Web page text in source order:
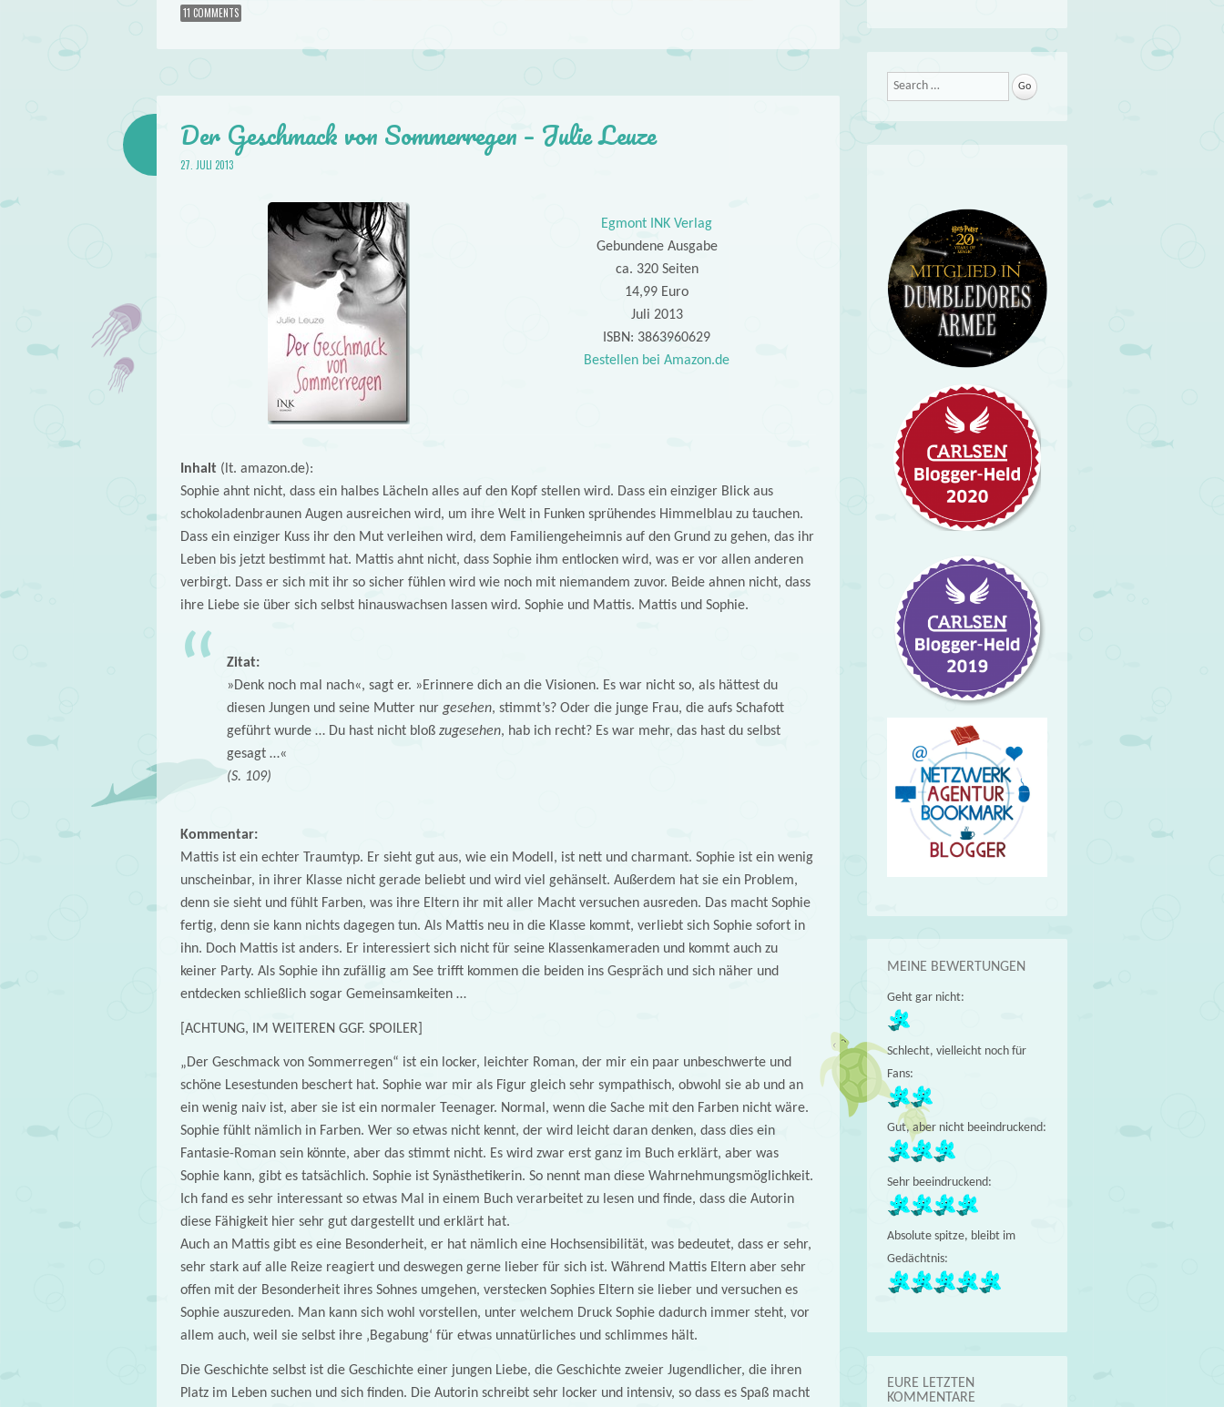
11 COMMENTS
Der Geschmack von Sommerregen – Julie Leuze
27. JULI 2013
Egmont INK Verlag
Gebundene Ausgabe
ca. 320 Seiten
14,99 Euro
Juli 2013
ISBN: 3863960629
Bestellen bei Amazon.de
Inhalt (lt. amazon.de):
Sophie ahnt nicht, dass ein halbes Lächeln alles auf den Kopf stellen wird. Dass ein einziger Blick aus
schokoladenbraunen Augen ausreichen wird, um ihre Welt in Funken sprühendes Himmelblau zu tauchen.
Dass ein einziger Kuss ihr den Mut verleihen wird, dem Familiengeheimnis auf den Grund zu gehen, das ihr
Leben bis jetzt bestimmt hat. Mattis ahnt nicht, dass Sophie ihm entlocken wird, was er vor allen anderen
verbirgt. Dass er sich mit ihr so sicher fühlen wird wie noch mit niemandem zuvor. Beide ahnen nicht, dass
ihre Liebe sie über sich selbst hinauswachsen lassen wird. Sophie und Mattis. Mattis und Sophie.
Zitat:
»Denk noch mal nach«, sagt er. »Erinnere dich an die Visionen. Es war nicht so, als hättest du
diesen Jungen und seine Mutter nur gesehen, stimmt’s? Oder die junge Frau, die aufs Schafott
geführt wurde … Du hast nicht bloß zugesehen, hab ich recht? Es war mehr, das hast du selbst
gesagt …«
(S. 109)
Kommentar:
Mattis ist ein echter Traumtyp. Er sieht gut aus, wie ein Modell, ist nett und charmant. Sophie ist ein wenig
unscheinbar, in ihrer Klasse nicht gerade beliebt und wird viel gehänselt. Außerdem hat sie ein Problem,
denn sie sieht und fühlt Farben, was ihre Eltern ihr mit aller Macht versuchen ausreden. Das macht Sophie
fertig, denn sie kann nichts dagegen tun. Als Mattis neu in die Klasse kommt, verliebt sich Sophie sofort in
ihn. Doch Mattis ist anders. Er interessiert sich nicht für seine Klassenkameraden und kommt auch zu
keiner Party. Als Sophie ihn zufällig am See trifft kommen die beiden ins Gespräch und sich näher und
entdecken schließlich sogar Gemeinsamkeiten …
[ACHTUNG, IM WEITEREN GGF. SPOILER]
„Der Geschmack von Sommerregen“ ist ein locker, leichter Roman, der mir ein paar unbeschwerte und
schöne Lesestunden beschert hat. Sophie war mir als Figur gleich sehr sympathisch, obwohl sie ab und an
ein wenig naiv ist, aber sie ist ein normaler Teenager. Normal, wenn die Sache mit den Farben nicht wäre.
Sophie fühlt nämlich in Farben. Wer so etwas nicht kennt, der wird leicht daran denken, dass dies ein
Fantasie-Roman sein könnte, aber das stimmt nicht. Es wird zwar erst ganz im Buch erklärt, aber was
Sophie kann, gibt es tatsächlich. Sophie ist Synästhetikerin. So nennt man diese Wahrnehmungsmöglichkeit.
Ich fand es sehr interessant so etwas Mal in einem Buch verarbeitet zu lesen und finde, dass die Autorin
diese Fähigkeit hier sehr gut dargestellt und erklärt hat.
Auch an Mattis gibt es eine Besonderheit, er hat nämlich eine Hochsensibilität, was bedeutet, dass er sehr,
sehr stark auf alle Reize reagiert und deswegen gerne lieber für sich ist. Während Mattis Eltern aber sehr
offen mit der Besonderheit ihres Sohnes umgehen, verstecken Sophies Eltern sie lieber und versuchen es
Sophie auszureden. Man kann sich wohl vorstellen, unter welchem Druck Sophie dadurch immer steht, vor
allem auch, weil sie selbst ihre ‚Begabung‘ für etwas unnatürliches und schlimmes hält.
Die Geschichte selbst ist die Geschichte einer jungen Liebe, die Geschichte zweier Jugendlicher, die ihren
Platz im Leben suchen und sich finden. Die Autorin schreibt sehr locker und intensiv, so dass es Spaß macht
Search
MEINE BEWERTUNGEN
Geht gar nicht:
Schlecht, vielleicht noch für
Fans:
Gut, aber nicht beeindruckend:
Sehr beeindruckend:
Absolute spitze, bleibt im
Gedächtnis:
EURE LETZTEN
KOMMENTARE